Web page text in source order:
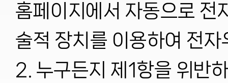
홈페이지에서 자동으로 전
술적 장치를 이용하여 전
2. 누구든지 제1항을 위반